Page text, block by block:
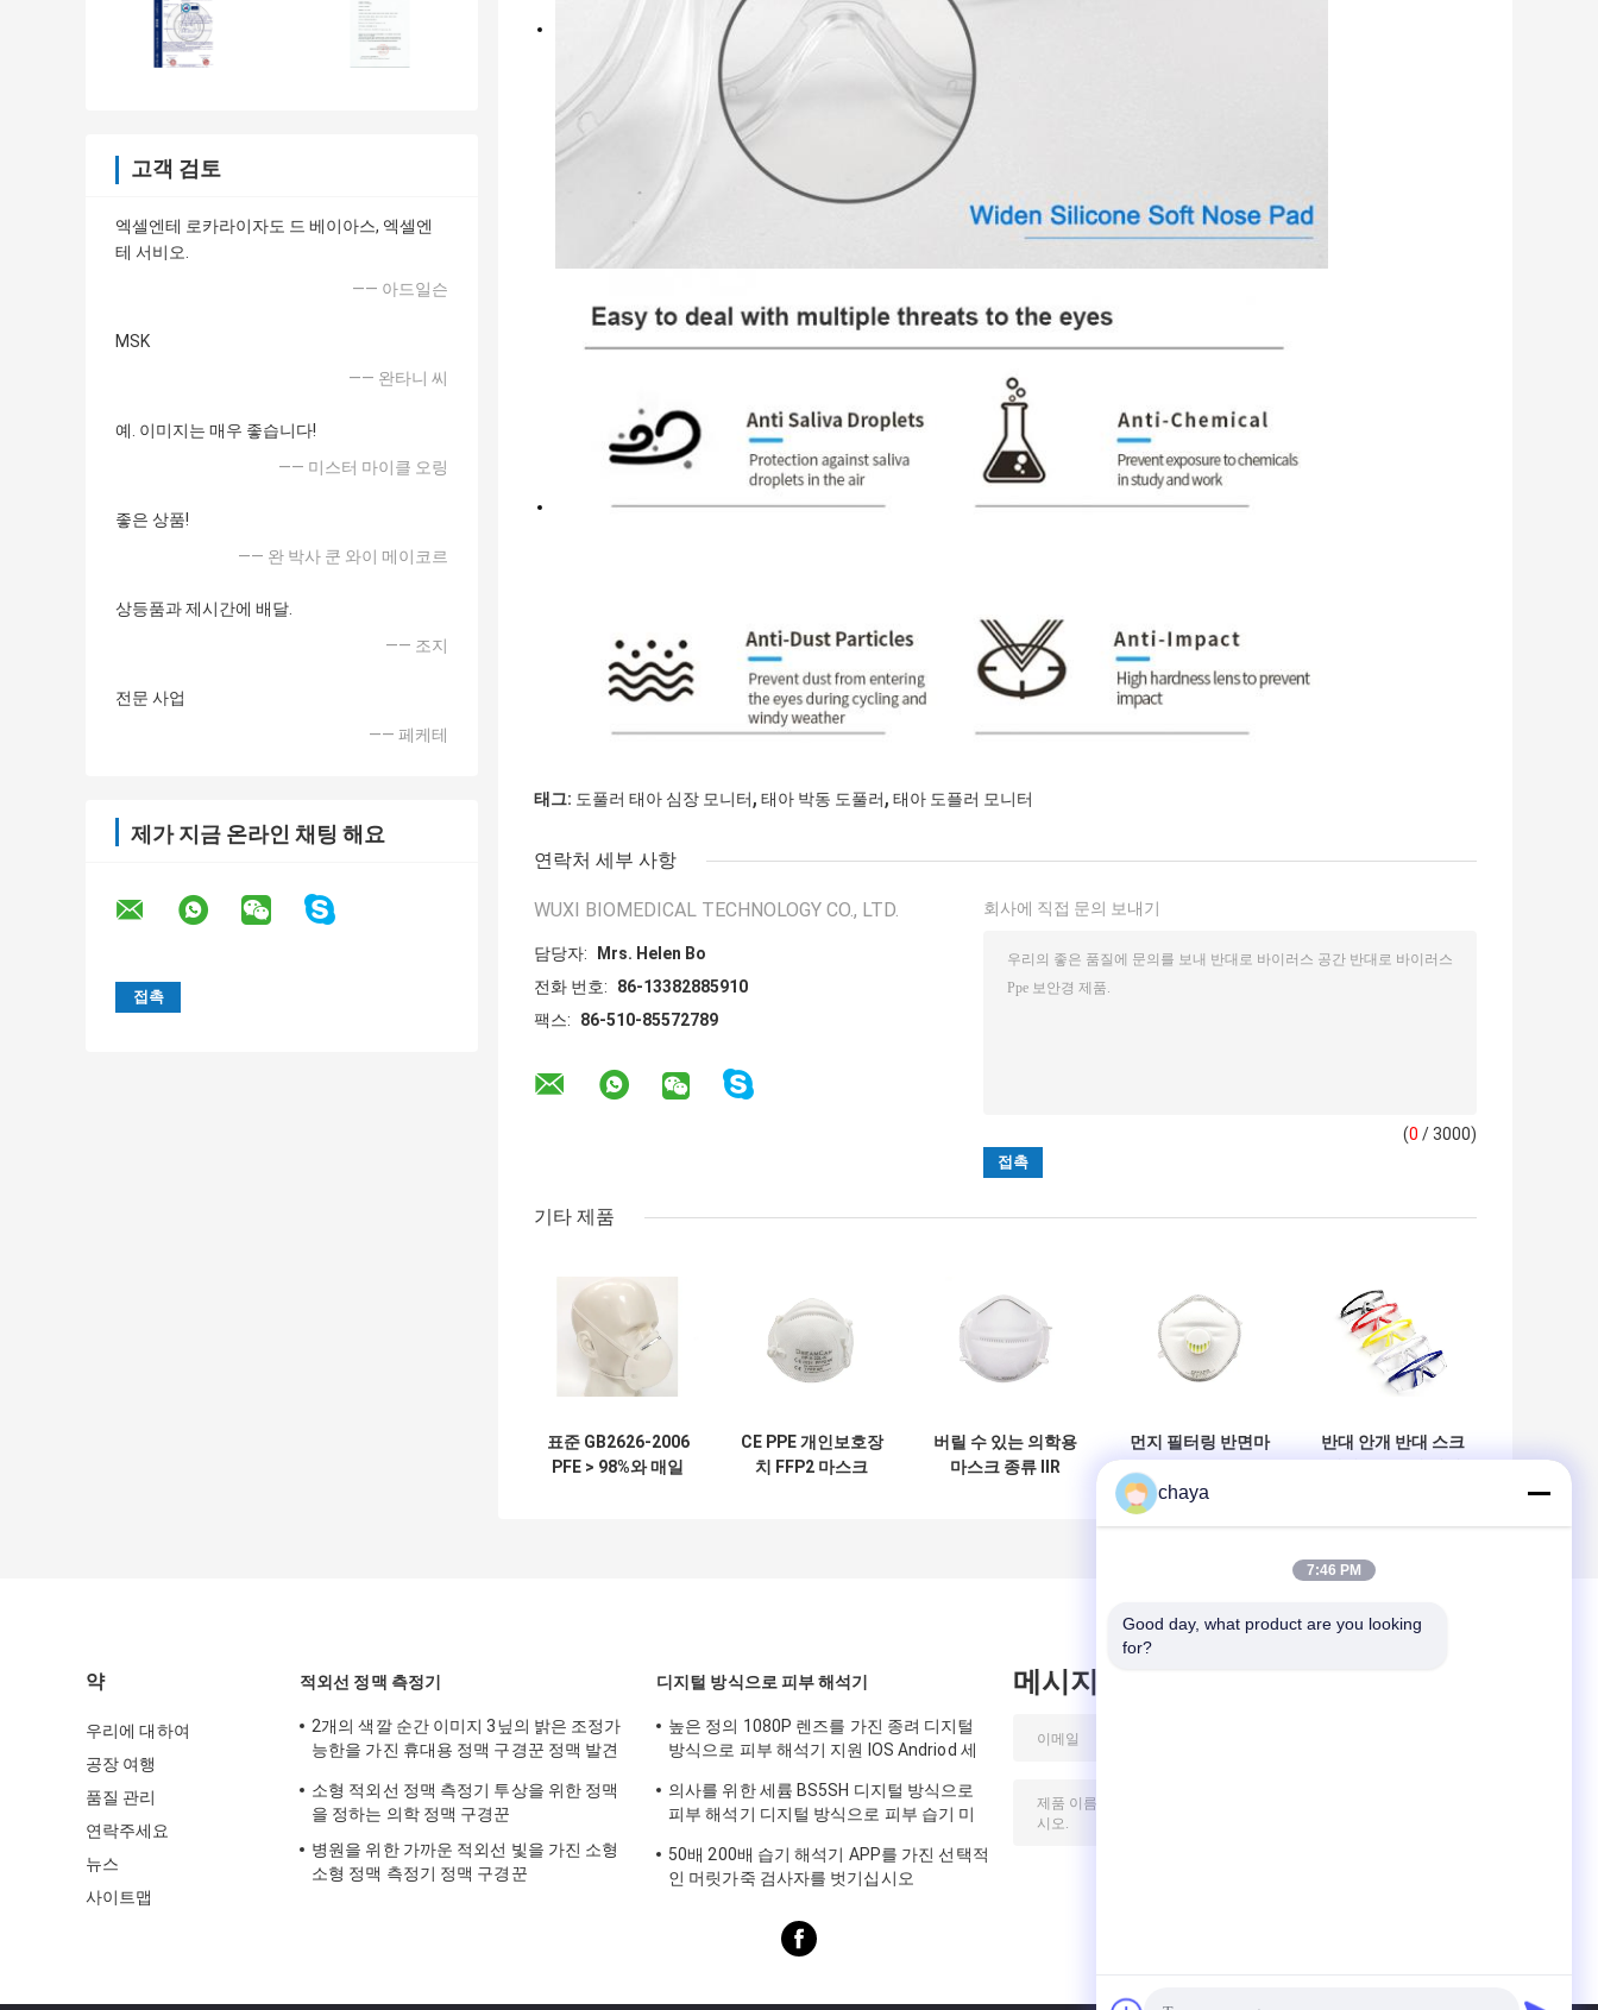
고객 검토
엑셀엔테 로카라이자도 드 베이아스, 엑셀엔
테 서비오.
—— 아드일슨
MSK
—— 완타니 씨
예. 이미지는 매우 좋습니다!
—— 미스터 마이클 오링
좋은 상품!
—— 완 박사 쿤 와이 메이코르
상등품과 제시간에 배달.
—— 조지
전문 사업
—— 페케테
제가 지금 온라인 채팅 해요
태그: 도풀러 태아 심장 모니터, 태아 박동 도풀러, 태아 도플러 모니터
연락처 세부 사항
WUXI BIOMEDICAL TECHNOLOGY CO., LTD.
담당자:
Mrs. Helen Bo
전화 번호:
86-13382885910
팩스:
86-510-85572789
회사에 직접 문의 보내기
(0 / 3000)
기타 제품
표준 GB2626-2006
PFE > 98%와 매일
CE PPE 개인보호장
치 FFP2 마스크
버릴 수 있는 의학용
마스크 종류 IIR
먼지 필터링 반면마
PPE 개인보호장치
반대 안개 반대 스크
약
우리에 대하여
공장 여행
품질 관리
연락주세요
뉴스
사이트맵
적외선 정맥 측정기
2개의 색깔 순간 이미지 3닢의 밝은 조정가
능한을 가진 휴대용 정맥 구경꾼 정맥 발견
소형 적외선 정맥 측정기 투상을 위한 정맥
을 정하는 의학 정맥 구경꾼
병원을 위한 가까운 적외선 빛을 가진 소형
소형 정맥 측정기 정맥 구경꾼
디지털 방식으로 피부 해석기
높은 정의 1080P 렌즈를 가진 종려 디지털
방식으로 피부 해석기 지원 IOS Andriod 세
의사를 위한 세륨 BS5SH 디지털 방식으로
피부 해석기 디지털 방식으로 피부 습기 미
50배 200배 습기 해석기 APP를 가진 선택적
인 머릿가죽 검사자를 벗기십시오
메시지를 남겨주세요
chaya
7:46 PM
Good day, what product are you looking
for?